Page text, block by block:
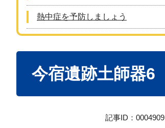
熱中症を予防しましょう
今宿遺跡土師器6
記事ID：0004909